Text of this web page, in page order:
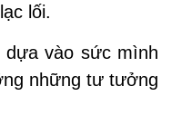
lối.
vào sức mình
những tư tưởng